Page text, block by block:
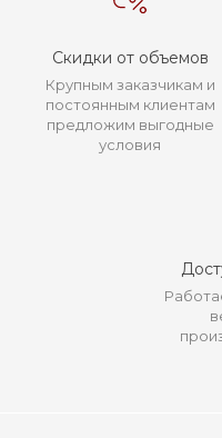
Скидки от объемов
Крупным заказчикам и
постоянным клиентам
предложим выгодные
условия